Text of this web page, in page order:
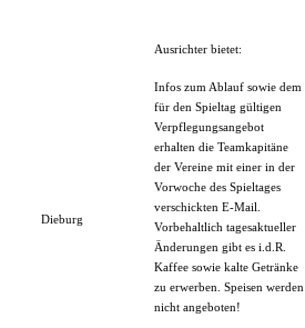
Dieburg
Ausrichter bietet:
Infos zum Ablauf sowie dem
für den Spieltag gültigen
Verpflegungsangebot
erhalten die Teamkapitäne
der Vereine mit einer in der
Vorwoche des Spieltages
verschickten E-Mail.
Vorbehaltlich tagesaktueller
Änderungen gibt es i.d.R.
Kaffee sowie kalte Getränke
zu erwerben. Speisen werden
nicht angeboten!